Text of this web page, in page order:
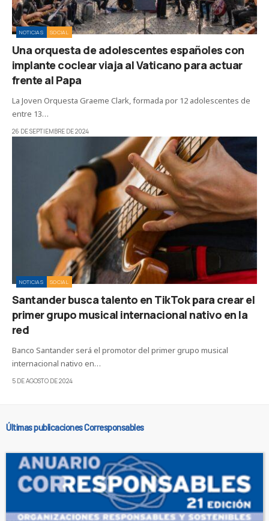
NOTICIAS SOCIAL
Una orquesta de adolescentes españoles con
implante coclear viaja al Vaticano para actuar
frente al Papa
La Joven Orquesta Graeme Clark, formada por 12 adolescentes de
entre 13…
26 DE SEPTIEMBRE DE 2024
NOTICIAS SOCIAL
Santander busca talento en TikTok para crear el
primer grupo musical internacional nativo en la
red
Banco Santander será el promotor del primer grupo musical
internacional nativo en…
5 DE AGOSTO DE 2024
Últimas publicaciones Corresponsables